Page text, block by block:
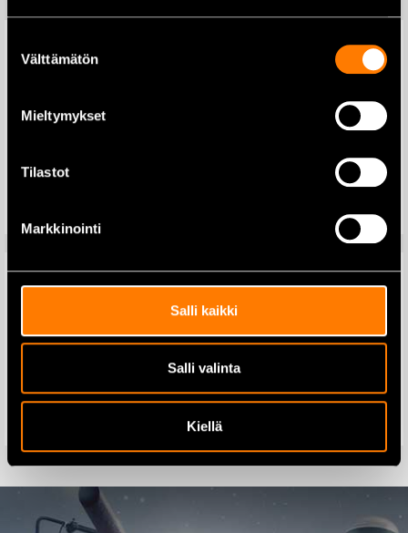
valinta
Välttämätön
Mieltymykset
Tilastot
Markkinointi
Salli kaikki
Salli valinta
Kiellä
Lisää ostoskoriin
Makita DGA506Z
Kulmahiomakone 125mm 18V
175,00
Lisää ostoskoriin
149,00€
30-130min
255,00€